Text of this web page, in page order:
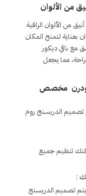
من الألوان
من الألوان الراقية
بعناية لتمنح المكان
مع باقي ديكور
مما يجعل
مودرن مخصص
الدريسنج روم
تنظيم جميع
:
تصميم الدريسنج